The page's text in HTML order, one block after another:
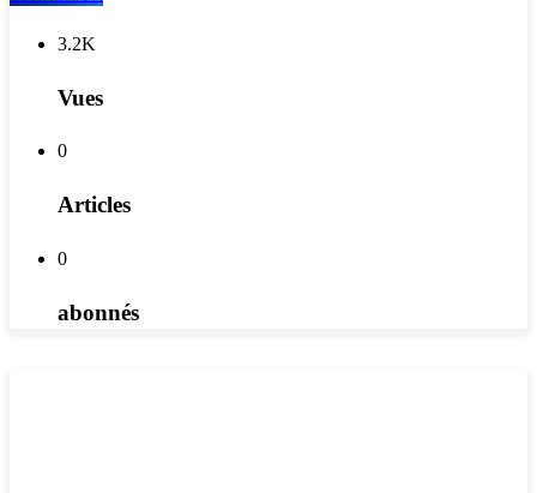
3.2K
Vues
0
Articles
0
abonnés